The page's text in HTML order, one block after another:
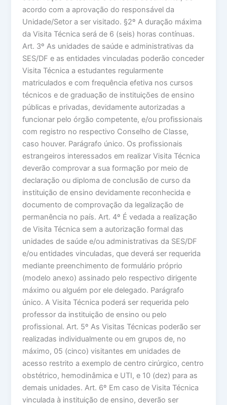
acordo com a aprovação do responsável da
Unidade/Setor a ser visitado. §2º A duração máxima
da Visita Técnica será de 6 (seis) horas contínuas.
Art. 3º As unidades de saúde e administrativas da
SES/DF e as entidades vinculadas poderão conceder
Visita Técnica a estudantes regularmente
matriculados e com frequência efetiva nos cursos
técnicos e de graduação de instituições de ensino
públicas e privadas, devidamente autorizadas a
funcionar pelo órgão competente, e/ou profissionais
com registro no respectivo Conselho de Classe,
caso houver. Parágrafo único. Os profissionais
estrangeiros interessados em realizar Visita Técnica
deverão comprovar a sua formação por meio de
declaração ou diploma de conclusão de curso da
instituição de ensino devidamente reconhecida e
documento de comprovação da legalização de
permanência no país. Art. 4º É vedada a realização
de Visita Técnica sem a autorização formal das
unidades de saúde e/ou administrativas da SES/DF
e/ou entidades vinculadas, que deverá ser requerida
mediante preenchimento de formulário próprio
(modelo anexo) assinado pelo respectivo dirigente
máximo ou alguém por ele delegado. Parágrafo
único. A Visita Técnica poderá ser requerida pelo
professor da instituição de ensino ou pelo
profissional. Art. 5º As Visitas Técnicas poderão ser
realizadas individualmente ou em grupos de, no
máximo, 05 (cinco) visitantes em unidades de
acesso restrito a exemplo de centro cirúrgico, centro
obstétrico, hemodinâmica e UTI, e 10 (dez) para as
demais unidades. Art. 6º Em caso de Visita Técnica
vinculada à instituição de ensino, deverão ser